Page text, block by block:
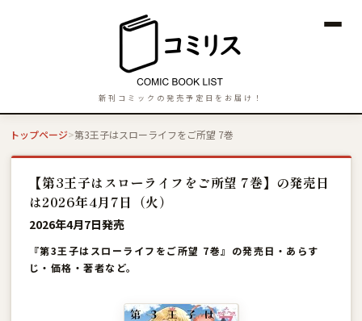
新刊コミックの発売予定日をお届け！
トップページ 第3王子はスローライフをご所望 7巻
【第3王子はスローライフをご所望 7巻】の発売日
は2026年4月7日（火）
2026年4月7日発売
『第3王子はスローライフをご所望 7巻』の発売日・あらす
じ・価格・著者など。